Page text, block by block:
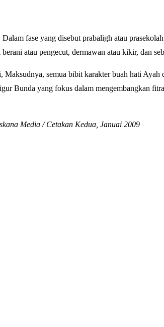
fase yang disebut prabaligh atau
atau pengecut, dermawan atau kikir, dan
Maksudnya, semua bibit karakter buah hati Ayah
Bunda yang fokus dalam mengembangkan
Media / Cetakan Kedua, Januai 2009